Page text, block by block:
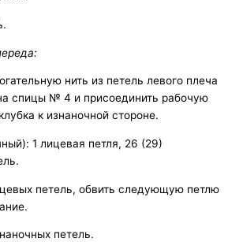
нить из петель левого плеча
спицы № 4 и присоединить рабочую
к изнаночной стороне.
1 лицевая петля, 26 (29)
петель, обвить следующую петлю
петель.